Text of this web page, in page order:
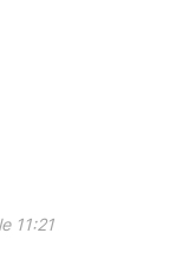
11:21